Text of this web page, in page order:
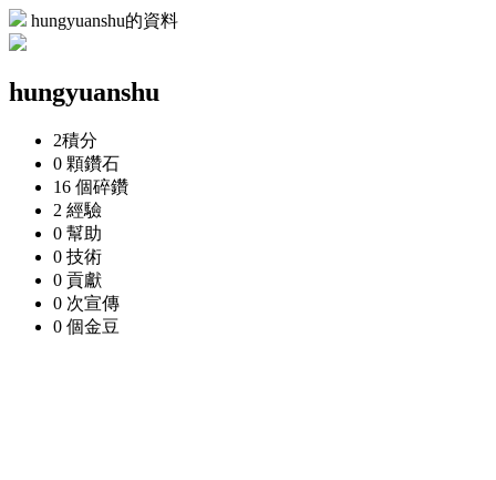
hungyuanshu的資料
hungyuanshu
2積分
0 顆鑽石
16 個碎鑽
2 經驗
0 幫助
0 技術
0 貢獻
0 次宣傳
0 個金豆